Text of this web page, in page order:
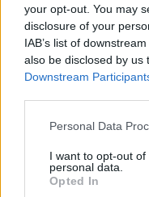
your opt-out. You may
disclosure of your
IAB’s list of
also be disclosed by us
Downstream
Please note that this
not limited to your visit
grant or deny consent
use your data for
Personal Data
I want to opt-out
personal data.
Opted In
“Volt egy
nagyon szeretett
igazi színésznő
játszott az irodalmi
beszélt rá, hogy
Színművészetire” –
Bár nem készült